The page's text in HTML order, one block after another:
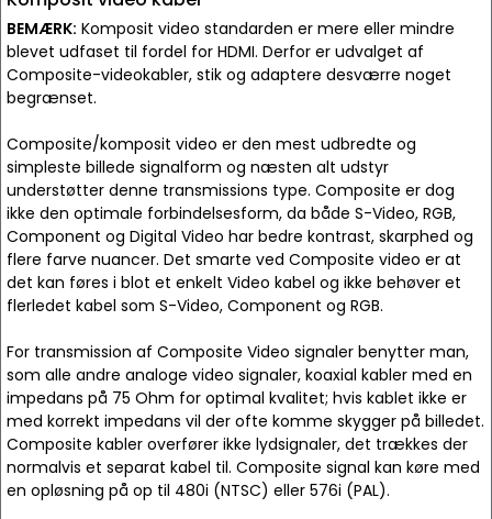
BEMÆRK: Komposit video standarden er mere eller mindre
blevet udfaset til fordel for HDMI. Derfor er udvalget af
Composite-videokabler, stik og adaptere desværre noget
begrænset.
Composite/komposit video er den mest udbredte og
simpleste billede signalform og næsten alt udstyr
understøtter denne transmissions type. Composite er dog
ikke den optimale forbindelsesform, da både S-Video, RGB,
Component og Digital Video har bedre kontrast, skarphed og
flere farve nuancer. Det smarte ved Composite video er at
det kan føres i blot et enkelt Video kabel og ikke behøver et
flerledet kabel som S-Video, Component og RGB.
For transmission af Composite Video signaler benytter man,
som alle andre analoge video signaler, koaxial kabler med en
impedans på 75 Ohm for optimal kvalitet; hvis kablet ikke er
med korrekt impedans vil der ofte komme skygger på billedet.
Composite kabler overfører ikke lydsignaler, det trækkes der
normalvis et separat kabel til. Composite signal kan køre med
en opløsning på op til 480i (NTSC) eller 576i (PAL).